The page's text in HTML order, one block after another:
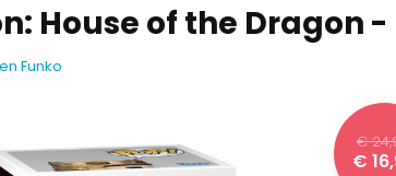
House of the Dragon
Funko
€
€